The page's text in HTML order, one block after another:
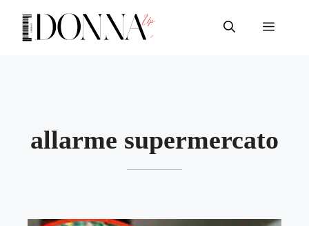
contenuto
Menu
allarme supermercato